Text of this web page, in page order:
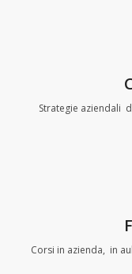
Strategie aziendali
Corsi in azienda, in